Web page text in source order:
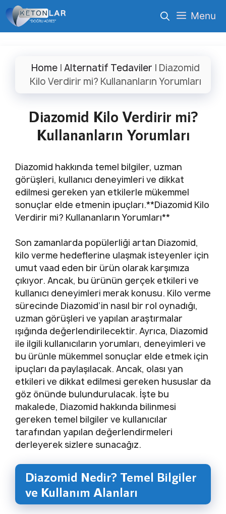
İçeriğe
atla
Menu
Home | Alternatif Tedaviler | Diazomid
Kilo Verdirir mi? Kullananların Yorumları
Diazomid Kilo Verdirir mi?
Kullananların Yorumları
Diazomid hakkında temel bilgiler, uzman
görüşleri, kullanıcı deneyimleri ve dikkat
edilmesi gereken yan etkilerle mükemmel
sonuçlar elde etmenin ipuçları.**Diazomid Kilo
Verdirir mi? Kullananların Yorumları**
Son zamanlarda popülerliği artan Diazomid,
kilo verme hedeflerine ulaşmak isteyenler için
umut vaad eden bir ürün olarak karşımıza
çıkıyor. Ancak, bu ürünün gerçek etkileri ve
kullanıcı deneyimleri merak konusu. Kilo verme
sürecinde Diazomid’in nasıl bir rol oynadığı,
uzman görüşleri ve yapılan araştırmalar
ışığında değerlendirilecektir. Ayrıca, Diazomid
ile ilgili kullanıcıların yorumları, deneyimleri ve
bu ürünle mükemmel sonuçlar elde etmek için
ipuçları da paylaşılacak. Ancak, olası yan
etkileri ve dikkat edilmesi gereken hususlar da
göz önünde bulundurulacak. İşte bu
makalede, Diazomid hakkında bilinmesi
gereken temel bilgiler ve kullanıcılar
tarafından yapılan değerlendirmeleri
derleyerek sizlere sunacağız.
Diazomid Nedir? Temel Bilgiler
ve Kullanım Alanları